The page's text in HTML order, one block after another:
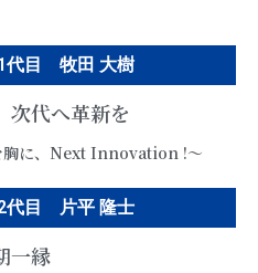
目 牧田 大樹
次代へ革新を
胸に、Next Innovation !〜
目 片平 隆士
一縁